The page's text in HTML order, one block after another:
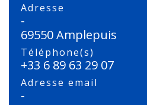
Adresse
-
69550 Amplepuis
Téléphone(s)
+33 6 89 63 29 07
Adresse email
-